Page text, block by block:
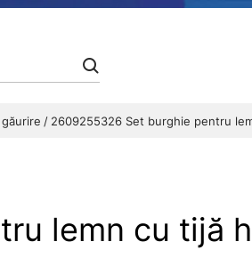
2609255326 Set burghie pentru
lemn cu tijă